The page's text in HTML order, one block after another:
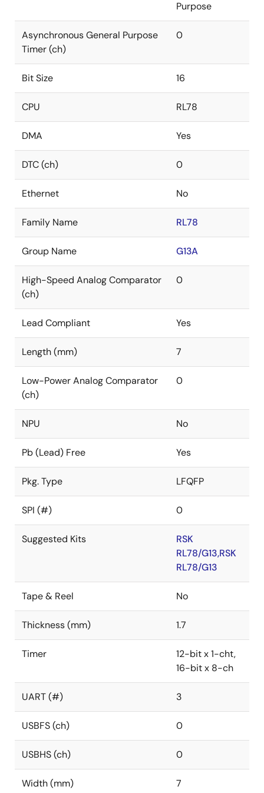
Purpose
Asynchronous General Purpose
Timer (ch)
0
Bit Size 16
CPU RL78
DMA Yes
DTC (ch) 0
Ethernet No
Family Name RL78
Group Name G13A
High-Speed Analog Comparator
(ch)
0
Lead Compliant Yes
Length (mm) 7
Low-Power Analog Comparator
(ch)
0
NPU No
Pb (Lead) Free Yes
Pkg. Type LFQFP
SPI (#) 0
Suggested Kits
RSK
RL78/G13,RSK
RL78/G13
Tape & Reel No
Thickness (mm) 1.7
Timer
12-bit x 1-cht,
16-bit x 8-ch
UART (#) 3
USBFS (ch) 0
USBHS (ch) 0
Width (mm) 7